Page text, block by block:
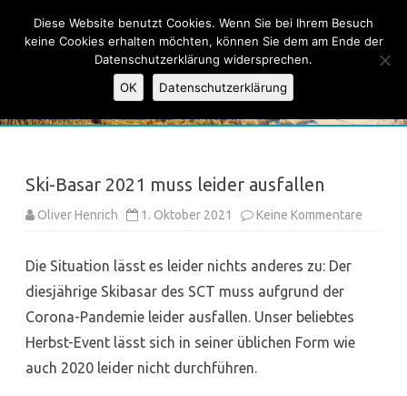
Ski-Club Taunus e.V.
Ski-Basar 2021 muss leider ausfallen
Oliver Henrich 1. Oktober 2021 Keine Kommentare
Die Situation lässt es leider nichts anderes zu: Der
diesjährige Skibasar des SCT muss aufgrund der
Corona-Pandemie leider ausfallen. Unser beliebtes
Herbst-Event lässt sich in seiner üblichen Form wie
auch 2020 leider nicht durchführen.
Diese Website benutzt Cookies. Wenn Sie bei Ihrem Besuch
keine Cookies erhalten möchten, können Sie dem am Ende der
Datenschutzerklärung widersprechen.
OK
Datenschutzerklärung